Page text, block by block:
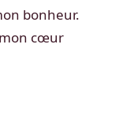
bonheur.
mon cœur